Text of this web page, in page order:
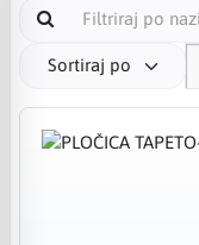
Sortiraj po